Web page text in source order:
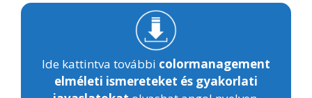
Ide kattintva további colormanagement
elméleti ismereteket és gyakorlati